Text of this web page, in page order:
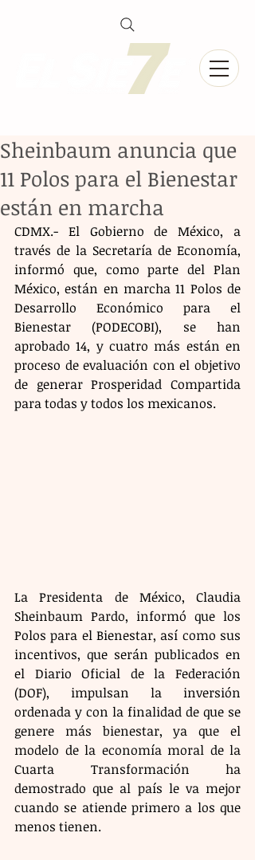
Sheinbaum anuncia que
11 Polos para el Bienestar
están en marcha
CDMX.- El Gobierno de México, a
través de la Secretaría de Economía,
informó que, como parte del Plan
México, están en marcha 11 Polos de
Desarrollo Económico para el
Bienestar (PODECOBI), se han
aprobado 14, y cuatro más están en
proceso de evaluación con el objetivo
de generar Prosperidad Compartida
para todas y todos los mexicanos.
La Presidenta de México, Claudia
Sheinbaum Pardo, informó que los
Polos para el Bienestar, así como sus
incentivos, que serán publicados en
el Diario Oficial de la Federación
(DOF), impulsan la inversión
ordenada y con la finalidad de que se
genere más bienestar, ya que el
modelo de la economía moral de la
Cuarta Transformación ha
demostrado que al país le va mejor
cuando se atiende primero a los que
menos tienen.